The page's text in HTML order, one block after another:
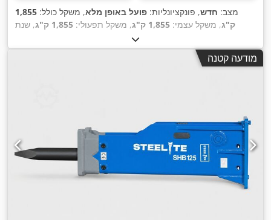
מצב: חדש, פונקציונליות: פועל באופן מלא, משקל כולל: 1,855
ק"ג, משקל עצמי: 1,855 ק"ג , משקל תפעולי: 1,855 ק"ג
, שנת
מודעה קטנה